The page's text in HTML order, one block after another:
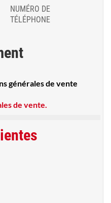
NUMÉRO DE
TÉLÉPHONE
générales de vente
de vente.